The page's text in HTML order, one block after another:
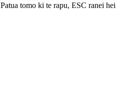
Patua tomo ki te rapu, ESC ranei